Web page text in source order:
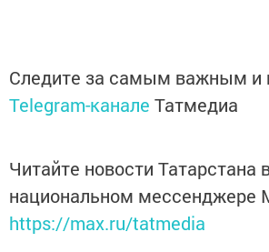
Следите за самым важным и
Telegram-канале Татмедиа
Читайте новости Татарстана
национальном мессенджере
https://max.ru/tatmedia